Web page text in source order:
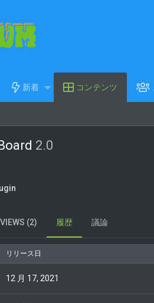
新着 コンテンツ
2.0
(2) 履歴 議論
リリース日
12 月 17, 2021